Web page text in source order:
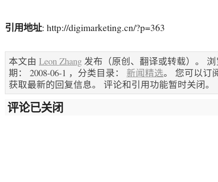
引用地址: http://digimarketing.cn/?p=363
本文由 Leon Zhang 发布（原创、翻译或转载）。
期： 2008-06-1 ，分类目录： 新闻精选。 您可以订
获取最新的回复信息。 评论和引用功能暂时关闭。
评论已关闭